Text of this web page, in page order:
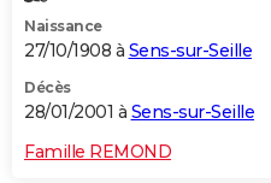
Naissance
27/10/1908 à Sens-sur-Seille
Décès
28/01/2001 à Sens-sur-Seille
Famille REMOND